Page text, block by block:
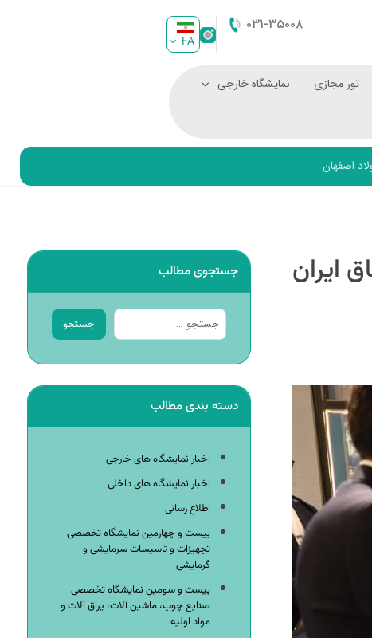
۰۳۱-۳۵۰۰۸
FA
تور مجازی نمایشگاه خارجی
اصفهان
ایران
جستجوی مطالب
جستجو
دسته بندی مطالب
اخبار نمایشگاه های خارجی
اخبار نمایشگاه های داخلی
اطلاع رسانی
بیست و چهارمین نمایشگاه تخصصی
تجهیزات و تاسیسات سرمایشی و
گرمایشی
بیست و سومین نمایشگاه تخصصی
صنایع چوب، ماشین آلات، یراق آلات و
مواد اولیه